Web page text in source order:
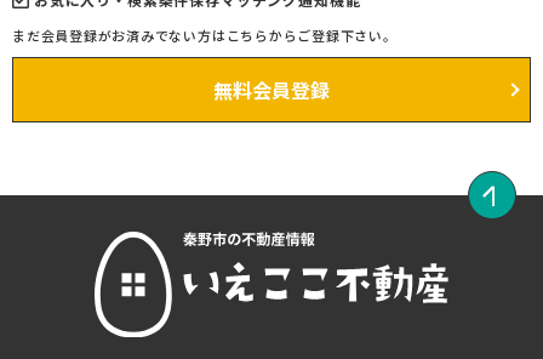
まだ会員登録がお済みでない方はこちらからご登録下さい。
無料会員登録